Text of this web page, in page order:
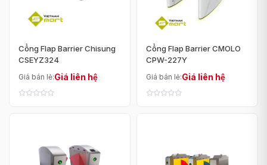
Cổng Flap Barrier Chisung
CSEYZ324
Giá bán lẻ:Giá liên hệ
Cổng Flap Barrier CMOLO
CPW-227Y
Giá bán lẻ:Giá liên hệ